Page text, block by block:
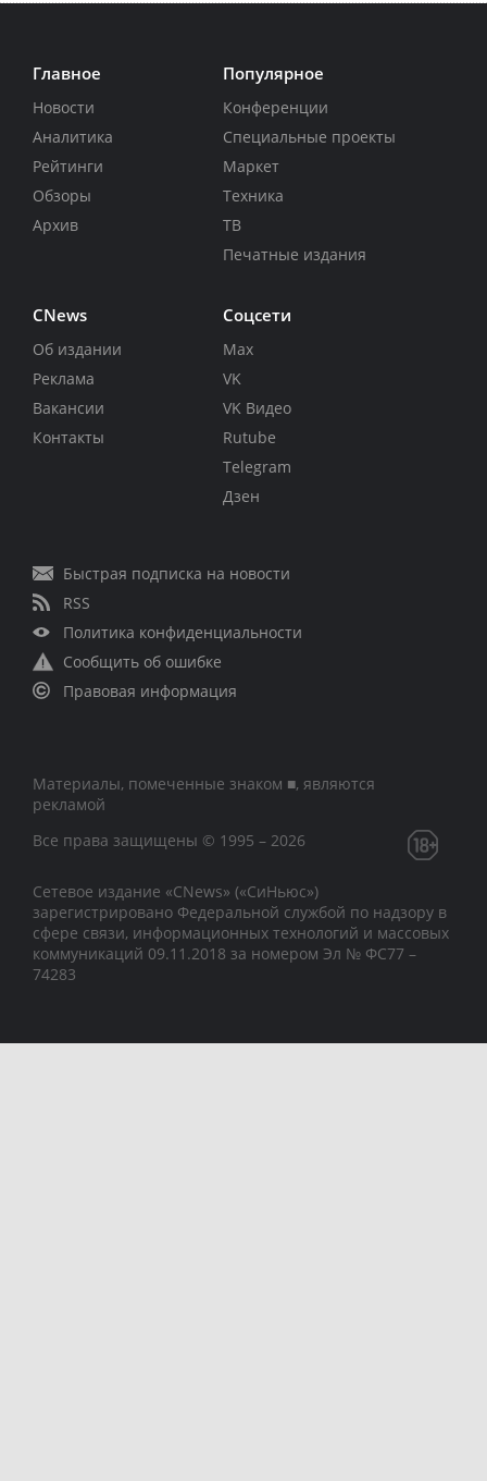
Главное
Новости
Аналитика
Рейтинги
Обзоры
Архив
Популярное
Конференции
Специальные проекты
Маркет
Техника
ТВ
Печатные издания
CNews
Об издании
Реклама
Вакансии
Контакты
Соцсети
Max
VK
VK Видео
Rutube
Telegram
Дзен
Быстрая подписка на новости
RSS
Политика конфиденциальности
Сообщить об ошибке
Правовая информация
Материалы, помеченные знаком ■, являются
рекламой
Все права защищены © 1995 – 2026
Сетевое издание «CNews» («СиНьюс»)
зарегистрировано Федеральной службой по надзору в
сфере связи, информационных технологий и массовых
коммуникаций 09.11.2018 за номером Эл № ФС77 –
74283